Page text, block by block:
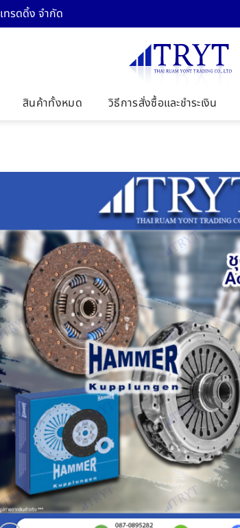
ทรดดิ้ง จำกัด
สินค้าทั้งหมด วิธีการสั่งซื้อและชำระเงิน